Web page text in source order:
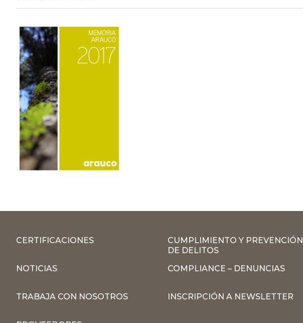
CERTIFICACIONES
CUMPLIMIENTO Y PREVENCIÓN
DE DELITOS
NOTICIAS COMPLIANCE – DENUNCIAS
TRABAJA CON NOSOTROS INSCRIPCIÓN A NEWSLETTER